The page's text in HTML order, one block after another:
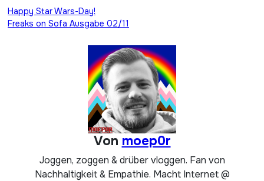
Beitragsnavigation
Happy Star Wars-Day!
Freaks on Sofa Ausgabe 02/11
Von moep0r
Joggen, zoggen & drüber vloggen. Fan von
Nachhaltigkeit & Empathie. Macht Internet @